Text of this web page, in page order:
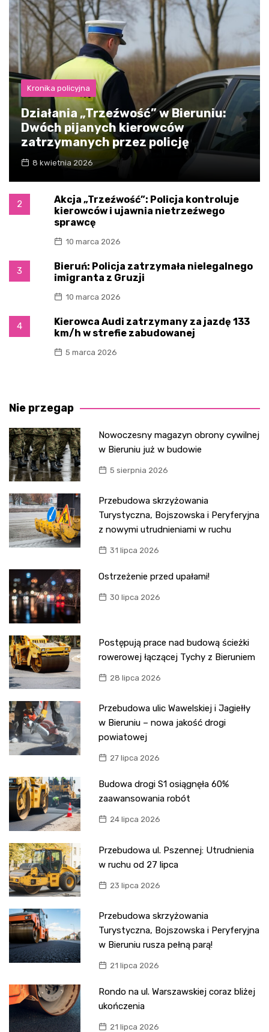
Kronika policyjna
Działania „Trzeźwość” w Bieruniu:
Dwóch pijanych kierowców
zatrzymanych przez policję
8 kwietnia 2026
2
Akcja „Trzeźwość”: Policja kontroluje
kierowców i ujawnia nietrzeźwego
sprawcę
10 marca 2026
3
Bieruń: Policja zatrzymała nielegalnego
imigranta z Gruzji
10 marca 2026
4
Kierowca Audi zatrzymany za jazdę 133
km/h w strefie zabudowanej
5 marca 2026
Nie przegap
Nowoczesny magazyn obrony cywilnej
w Bieruniu już w budowie
5 sierpnia 2026
Przebudowa skrzyżowania
Turystyczna, Bojszowska i Peryferyjna
z nowymi utrudnieniami w ruchu
31 lipca 2026
Ostrzeżenie przed upałami!
30 lipca 2026
Postępują prace nad budową ścieżki
rowerowej łączącej Tychy z Bieruniem
28 lipca 2026
Przebudowa ulic Wawelskiej i Jagiełły
w Bieruniu – nowa jakość drogi
powiatowej
27 lipca 2026
Budowa drogi S1 osiągnęła 60%
zaawansowania robót
24 lipca 2026
Przebudowa ul. Pszennej: Utrudnienia
w ruchu od 27 lipca
23 lipca 2026
Przebudowa skrzyżowania
Turystyczna, Bojszowska i Peryferyjna
w Bieruniu rusza pełną parą!
21 lipca 2026
Rondo na ul. Warszawskiej coraz bliżej
ukończenia
21 lipca 2026